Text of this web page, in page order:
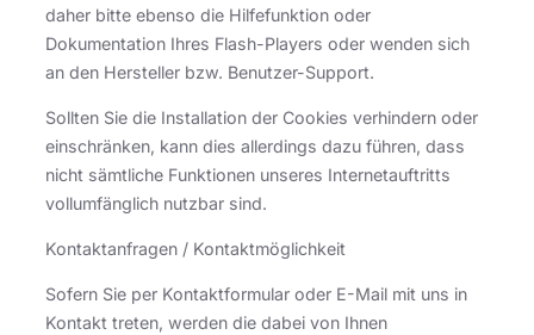
daher bitte ebenso die Hilfefunktion oder
Dokumentation Ihres Flash-Players oder wenden sich
an den Hersteller bzw. Benutzer-Support.
Sollten Sie die Installation der Cookies verhindern oder
einschränken, kann dies allerdings dazu führen, dass
nicht sämtliche Funktionen unseres Internetauftritts
vollumfänglich nutzbar sind.
Kontaktanfragen / Kontaktmöglichkeit
Sofern Sie per Kontaktformular oder E-Mail mit uns in
Kontakt treten, werden die dabei von Ihnen